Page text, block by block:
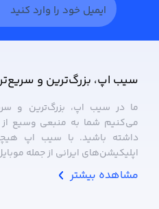
سیب ‌اپ، بزرگ‌ترین و
ما در سیب ‌اپ، بزرگ‌ترین و
می‌کنیم شما به منبعی وسیع
داشته باشید. با سیب ‌اپ
اپلیکیشن‌های ایرانی از جمله
مشاهده بیشتر